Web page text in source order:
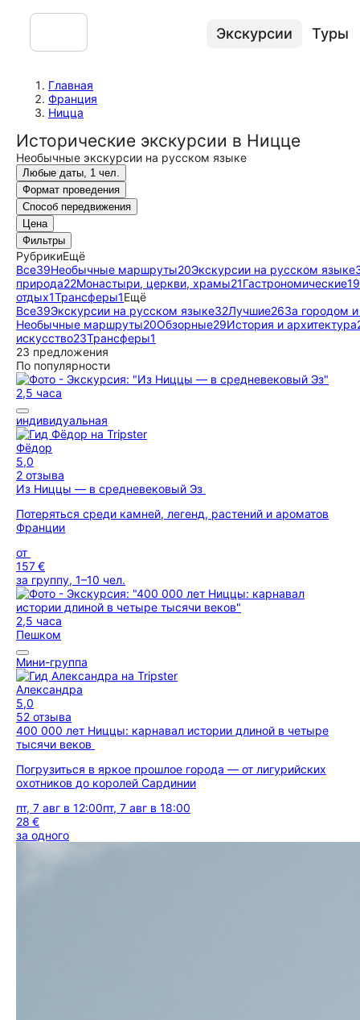
Экскурсии Туры
Главная
Франция
Ницца
Исторические экскурсии в Ницце
Необычные экскурсии на русском языке
Любые даты, 1 чел.
Формат проведения
Способ передвижения
Цена
Фильтры
РубрикиЕщё
Все39Необычные маршруты20Экскурсии на русском языке
природа22Монастыри, церкви, храмы21Гастрономические19
отдых1Трансферы1Ещё
Все39Экскурсии на русском языке32Лучшие26За городом
Необычные маршруты20Обзорные29История и архитектура
искусство23Трансферы1
23 предложения
По популярности
2,5 часа
индивидуальная
Фёдор
5,0
2 отзыва
Из Ниццы — в средневековый Эз
Потеряться среди камней, легенд, растений и ароматов
Франции
от
157 €
за группу, 1–10 чел.
2,5 часа
Пешком
Мини-группа
Александра
5,0
52 отзыва
400 000 лет Ниццы: карнавал истории длиной в четыре
тысячи веков
Погрузиться в яркое прошлое города — от лигурийских
охотников до королей Сардинии
пт, 7 авг в 12:00пт, 7 авг в 18:00
28 €
за одного